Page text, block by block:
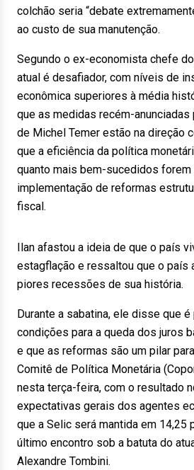
colchão seria “debate
ao custo de sua manutenção.
Segundo o ex-economista chefe
atual é desafiador, com níveis de
econômica superiores à média
que as medidas recém-
de Michel Temer estão na direção
que a eficiência da política
quanto mais bem-sucedidos
implementação de reformas
fiscal.
Ilan afastou a ideia de que o país
estagflação e ressaltou que o país
piores recessões de sua história.
Durante a sabatina, ele disse que
condições para a queda dos juros
e que as reformas são um pilar
Comitê de Política Monetária
nesta terça-feira, com o resultado
expectativas gerais dos agentes
que a Selic será mantida em 14,25
último encontro sob a batuta do
Alexandre Tombini.